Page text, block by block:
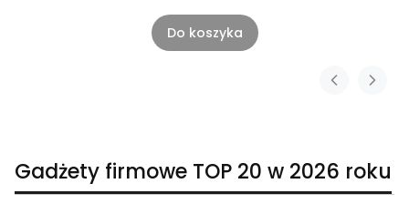
Do koszyka
Gadżety firmowe TOP 20 w 2026 roku